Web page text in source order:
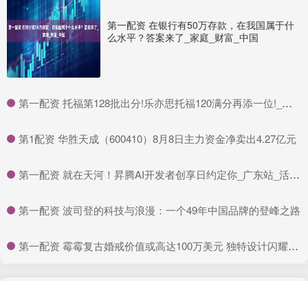
第一配资 在银行有50万存款，在我国属于什
么水平？答案来了_家庭_财富_中国
​第一配资 托福第128批出分!乐亦思托福120满分再添一位!_成绩_同学_最高分
​第1配资 华胜天成（600410）8月8日主力资金净卖出4.27亿元
​第一配资 就在天河！昇腾AI开发者创享日约定你_广东站_活动_优惠
​第一配资 波司登的科技与浪漫：一个49年中国品牌的登峰之路
​第一配资 霉霉复古婚戒价值或高达100万美元 独特设计闪耀光芒